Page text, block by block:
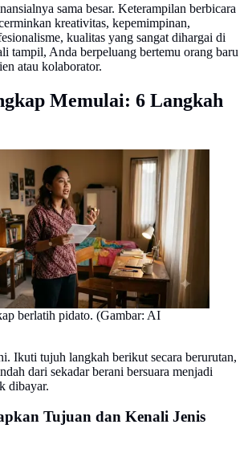
sama besar. Keterampilan berbicara
kreativitas, kepemimpinan,
kualitas yang sangat dihargai di
tampil, Anda berpeluang bertemu orang baru
atau kolaborator.
Memulai: 6 Langkah
berlatih pidato. (Gambar: AI
Ikuti tujuh langkah berikut secara berurutan,
dari sekadar berani bersuara menjadi
dibayar.
Tujuan dan Kenali Jenis